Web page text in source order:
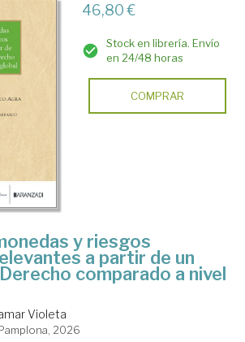
46,80 €
Stock en librería. Envío
en 24/48 horas
COMPRAR
y riesgos
a partir de un
comparado a nivel
Violeta
2026